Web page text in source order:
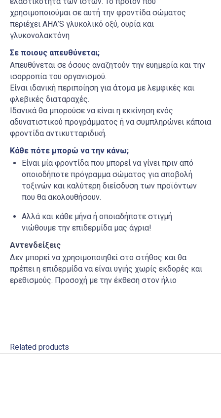
χρησιμοποιούμαι σε αυτή την φροντίδα σώματος
περιέχει ΑΗΑ’S γλυκολικό οξύ, ουρία και
γλυκονολακτόνη
Σε ποιους απευθύνεται;
Απευθύνεται σε όσους αναζητούν την ευημερία και την
ισορροπία του οργανισμού.
Είναι ιδανική περιποίηση για άτομα με λεμφικές και
φλεβικές διαταραχές.
Ιδανικά θα μπορούσε να είναι η εκκίνηση ενός
αδυνατιστικού προγράμματος ή να συμπληρώνει κάποια
φροντίδα αντικυτταριδική.
Κάθε πότε μπορώ να την κάνω;
Είναι μία φροντίδα που μπορεί να γίνει πριν από
οποιοδήποτε πρόγραμμα σώματος για αποβολή
τοξινών και καλύτερη διείσδυση των προϊόντων
που θα ακολουθήσουν.
Αλλά και κάθε μήνα ή οποιαδήποτε στιγμή
νιώθουμε την επιδερμίδα μας άγρια!
Αντενδείξεις
Δεν μπορεί να χρησιμοποιηθεί στο στήθος και θα
πρέπει η επιδερμίδα να είναι υγιής χωρίς εκδορές και
ερεθισμούς. Προσοχή με την έκθεση στον ήλιο
Related products